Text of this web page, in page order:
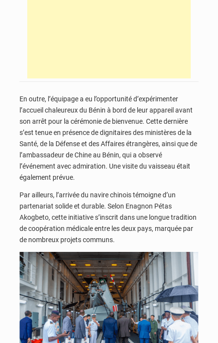
En outre, l’équipage a eu l’opportunité d’expérimenter
l’accueil chaleureux du Bénin à bord de leur appareil avant
son arrêt pour la cérémonie de bienvenue. Cette dernière
s’est tenue en présence de dignitaires des ministères de la
Santé, de la Défense et des Affaires étrangères, ainsi que de
l’ambassadeur de Chine au Bénin, qui a observé
l’événement avec admiration. Une visite du vaisseau était
également prévue.
Par ailleurs, l’arrivée du navire chinois témoigne d’un
partenariat solide et durable. Selon Enagnon Pétas
Akogbeto, cette initiative s’inscrit dans une longue tradition
de coopération médicale entre les deux pays, marquée par
de nombreux projets communs.